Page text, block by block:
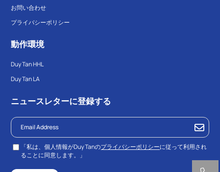
優れた防水、防虫、防カビ性能
て、プラスチックキャビネットはキッチン、バスルーム、倉庫などの
利用者の健康に安全
物質が含まれていないため、利用者の健康を守ることができます。こ
れは特に食品、個人用品、おもちゃの保管において重要です。
多様なデザイン
お問い合わせ
プライバシーポリシー
動作環境
Duy Tan HHL
Duy Tan LA
ニュースレターに登録する
「私は、個人情報がDuy Tanのプライバシーポリシーに従って利用され
ることに同意します。」